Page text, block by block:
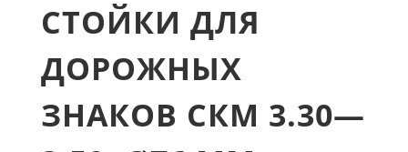
СТОЙКИ ДЛЯ
ДОРОЖНЫХ
ЗНАКОВ СКМ 3.30—